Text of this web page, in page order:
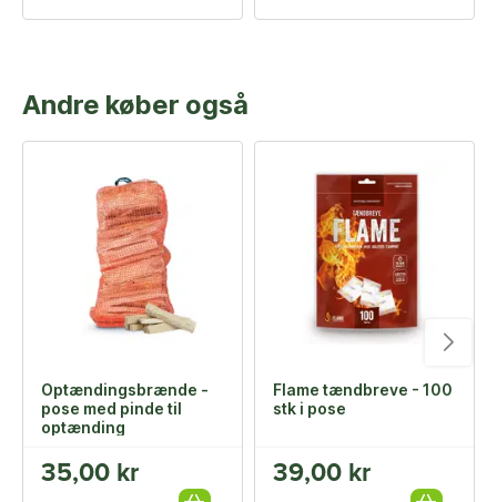
Andre køber også
Optændingsbrænde -
pose med pinde til
optænding
35,00 kr
Flame tændbreve - 100
stk i pose
39,00 kr